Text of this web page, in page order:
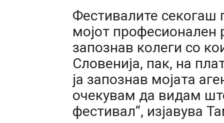
Фестивалите секогаш
мојот професионален
запознав колеги со
Словенија, пак, на
ја запознав мојата
очекувам да видам
фестивал“, изјавува